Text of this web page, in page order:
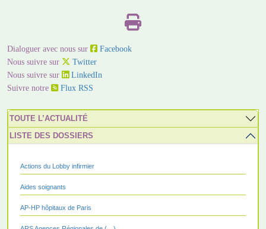
Dialoguer avec nous sur
Facebook
Nous suivre sur
Twitter
Nous suivre sur
LinkedIn
Suivre notre
Flux RSS
TOUTE L’ACTUALITÉ
LISTE DES DOSSIERS
Actions du Lobby infirmier
Aides soignants
AP-HP hôpitaux de Paris